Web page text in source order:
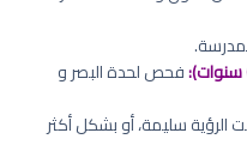
فحص لحدة البصر و
الرؤية سليمة، أو بشكل أكثر